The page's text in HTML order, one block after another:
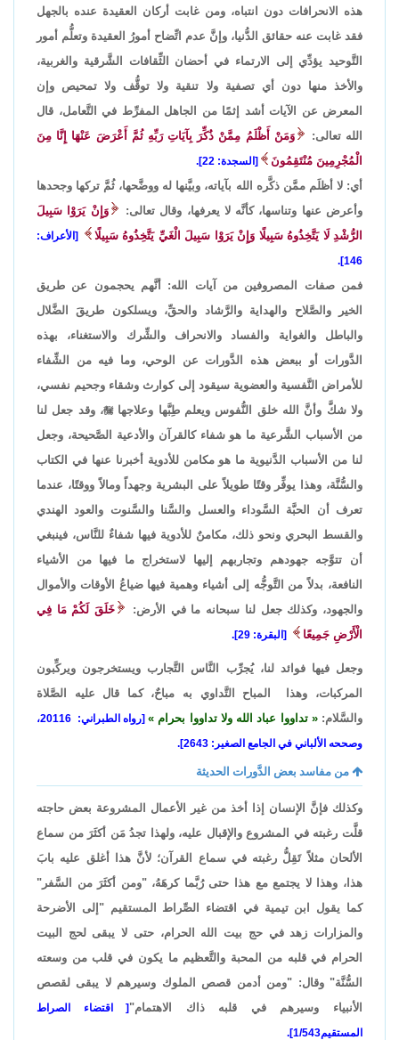
هذه الانحرافات دون انتباه، ومن غابت أركان العقيدة عنده بالجهل
فقد غابت عنه حقائق الدُّنيا، وإنَّ عدم اتِّضاح أمورُ العقيدة وتعلُّم أمور
التَّوحيد يؤدِّي إلى الارتماء في أحضان الثِّقافات الشَّرقية والغربية،
والأخذ منها دون أي تصفية ولا تنقية ولا توقُّف ولا تمحيص وإن
المعرض عن الآيات أشد إثمًا من الجاهل المفرِّط في التَّعامل، قال
الله تعالى:
وَمَنْ أَظْلَمُ مِمَّنْ ذُكِّرَ بِآيَاتِ رَبِّهِ ثُمَّ أَعْرَضَ عَنْهَا إِنَّا مِنَ
الْمُجْرِمِينَ مُنْتَقِمُونَ
[السجدة: 22].
أي: لا أظلَم ممَّن ذكَّره الله بآياته، وبيَّنها له ووضَّحها، ثُمَّ تركها وجحدها
وأعرض عنها وتناسها، كأنَّه لا يعرفها، وقال تعالى:
وَإِنْ يَرَوْا سَبِيلَ
الرُّشْدِ لَا يَتَّخِذُوهُ سَبِيلًا وَإِنْ يَرَوْا سَبِيلَ الْغَيِّ يَتَّخِذُوهُ سَبِيلًا
[الأعراف:
146].
فمن صفات المصروفين من آيات الله: أنَّهم يحجمون عن طريق
الخير والصَّلاح والهداية والرَّشاد والحقِّ، ويسلكون طريقَ الضَّلال
والباطل والغواية والفساد والانحراف والشِّرك والاستغناء، بهذه
الدَّورات أو ببعض هذه الدَّورات عن الوحي، وما فيه من الشِّفاء
للأمراض النَّفسية والعضوية سيقود إلى كوارث وشقاء وجحيم نفسي،
ولا شكَّ وأنَّ الله خلق النُّفوس ويعلم طِبَّها وعلاجها، وقد جعل لنا
من الأسباب الشَّرعية ما هو شفاء كالقرآن والأدعية الصَّحيحة، وجعل
لنا من الأسباب الدَّنيوية ما هو مكامن للأدوية أخبرنا عنها في الكتاب
والسُّنَّة، وهذا يوفِّر وقتًا طويلاً على البشرية وجهداً ومالاً ووقتًا، عندما
تعرف أن الحبَّة السَّوداء والعسل والسَّنا والسَّنوت والعود الهندي
والقسط البحري ونحو ذلك، مكامنٌ للأدوية فيها شفاءٌ للنَّاس، فينبغي
أن تتوَّجه جهودهم وتجاربهم إليها لاستخراج ما فيها من الأشياء
النافعة، بدلاً من التَّوجُّه إلى أشياء وهمية فيها ضياعُ الأوقات والأموال
والجهود، وكذلك جعل لنا سبحانه ما في الأرض:
خَلَقَ لَكُمْ مَا فِي
الْأَرْضِ جَمِيعًا
[البقرة: 29].
وجعل فيها فوائد لنا، يُجرِّب النَّاس التَّجارب ويستخرجون ويركِّبون
المركبات، وهذا المباح التَّداوي به مباحٌ، كما قال عليه الصَّلاة
والسَّلام:
تداووا عباد الله ولا تداووا بحرام
[رواه الطبراني: 20116،
وصححه الألباني في الجامع الصغير: 2643].
من مفاسد بعض الدَّورات الحديثة
وكذلك فإنَّ الإنسان إذا أخذ من غير الأعمال المشروعة بعض حاجته
قلَّت رغبته في المشروع والإقبال عليه، ولهذا تجدُ مَن أكثَرَ من سماع
الألحان مثلاً تَقِلُّ رغبته في سماع القرآن؛ لأنَّ هذا أغلق عليه بابَ
هذا، وهذا لا يجتمع مع هذا حتى رُبَّما كرهَهُ، "ومن أكثَرَ من السَّفر"
كما يقول ابن تيمية في اقتضاء الصِّراط المستقيم "إلى الأضرحة
والمزارات زهد في حج بيت الله الحرام، حتى لا يبقى لحج البيت
الحرام في قلبه من المحبة والتَّعظيم ما يكون في قلب من وسعته
السُّنَّة" وقال: "ومن أدمن قصص الملوك وسيرهم لا يبقى لقصص
الأنبياء وسيرهم في قلبه ذاك الاهتمام"[ اقتضاء الصراط
المستقيم1/543].